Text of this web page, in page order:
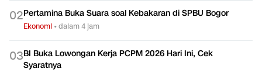
02Pertamina Buka Suara soal Kebakaran di SPBU Bogor
Ekonomi •dalam 4 jam
03BI Buka Lowongan Kerja PCPM 2026 Hari Ini, Cek
Syaratnya